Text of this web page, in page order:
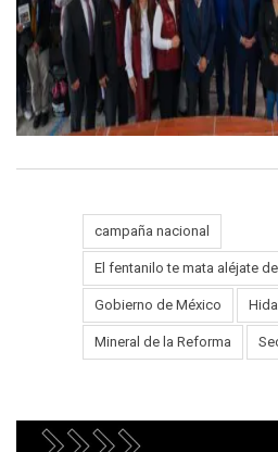
campaña nacional
El fentanilo te mata aléjate
Gobierno de México
Mineral de la Reforma